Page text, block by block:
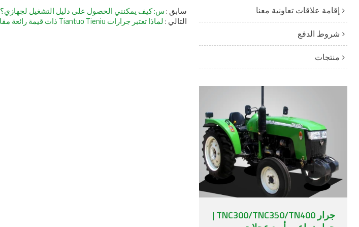
سابق س: كيف يمكنني الحصول على دليل التشغيل لجهازي؟
التالي لماذا تعتبر جرارات Tiantuo Tieniu ذات قيمة رائعة مقابل المال？
إقامة علاقات تعاونية معنا
شروط الدفع
منتجات
جرار TNC300/TNC350/TN400 |